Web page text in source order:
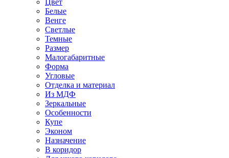
Цвет
Белые
Венге
Светлые
Темные
Размер
Малогабаритные
Форма
Угловые
Отделка и материал
Из МДФ
Зеркальные
Особенности
Купе
Эконом
Назначение
В коридор